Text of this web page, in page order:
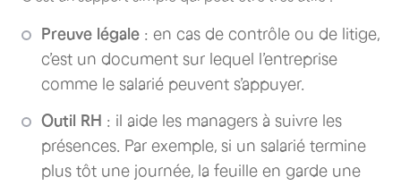
Preuve légale : en cas de contrôle ou de litige,
c’est un document sur lequel l’entreprise
comme le salarié peuvent s’appuyer.
Outil RH : il aide les managers à suivre les
présences. Par exemple, si un salarié termine
plus tôt une journée, la feuille en garde une